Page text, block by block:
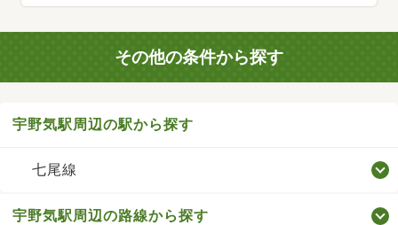
その他の条件から探す
宇野気駅周辺の駅から探す
七尾線
宇野気駅周辺の路線から探す